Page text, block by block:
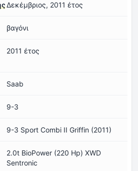
Δεκέμβριος, 2011 έτος
βαγόνι
2011 έτος
Saab
9-3
9-3 Sport Combi II Griffin (2011)
2.0t BioPower (220 Hp) XWD
Sentronic